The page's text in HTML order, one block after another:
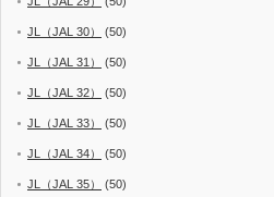
JL（JAL 30） (50)
JL（JAL 31） (50)
JL（JAL 32） (50)
JL（JAL 33） (50)
JL（JAL 34） (50)
JL（JAL 35） (50)